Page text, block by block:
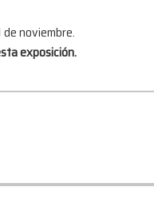
noviembre.
exposición.